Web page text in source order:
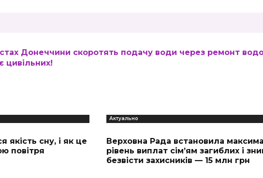
Донеччини скоротять подачу води через ремонт
цивільних!
якість сну, і як це
повітря
Актуально
Верховна Рада встановила
рівень виплат сім’ям загиблих і
безвісти захисників — 15 млн грн